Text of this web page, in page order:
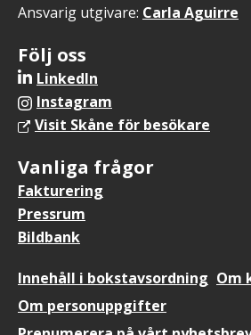
Ansvarig utgivare: Carla Aguirre
Följ oss
LinkedIn
Instagram
Visit Skåne för besökare
Vanliga frågor
Fakturering
Pressrum
Bildbank
Sidfotsmeny
Innehåll i bokstavsordning Om
Om personuppgifter